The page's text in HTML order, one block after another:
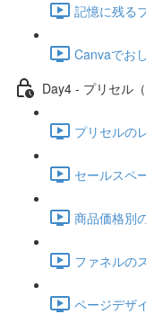
記憶に残る
Canvaでお
Day4 - プリセル
プリセルの
セールスペ
商品価格別
ファネルの
ページデザ